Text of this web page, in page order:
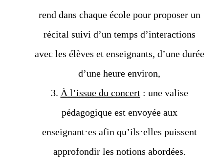
rend dans chaque école pour proposer un
récital suivi d’un temps d’interactions
avec les élèves et enseignants, d’une durée
d’une heure environ,
3. À l’issue du concert: une valise
pédagogique est envoyée aux
enseignant·es afin qu’ils·elles puissent
approfondir les notions abordées.